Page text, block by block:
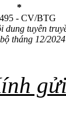
*
- CV/BTG
dung tuyên
tháng 12/
gửi